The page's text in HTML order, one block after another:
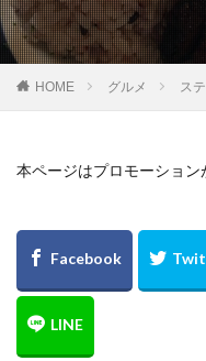
HOME グルメ ス
本ページはプロモーション
祭 寺社 寺
紅葉 ラーメン
電源コンセント